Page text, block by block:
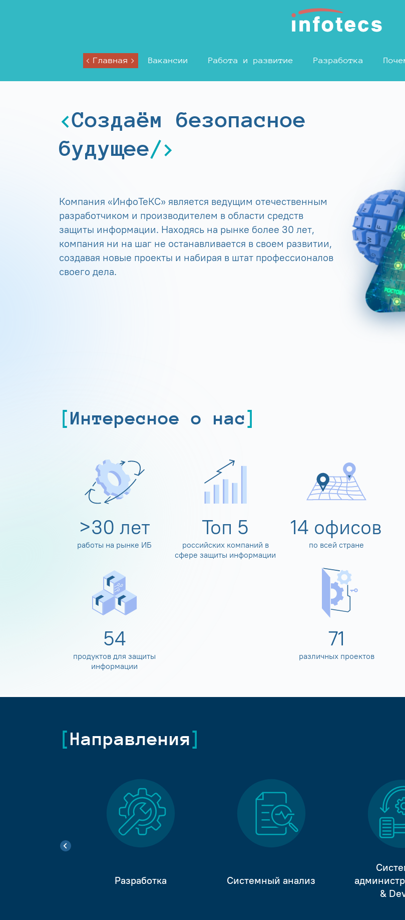
Главная Вакансии Работа и развитие Разработка
Создаём безопасное
будущее
Компания «ИнфоТеКС» является ведущим отечественным
разработчиком и производителем в области средств
защиты информации. Находясь на рынке более 30 лет,
компания ни на шаг не останавливается в своем развитии,
создавая новые проекты и набирая в штат профессионалов
своего дела.
Интересное о нас
>30 лет
работы на рынке ИБ
Топ 5
российских компаний в
сфере защиты информации
14 офисов
по всей стране
60
продуктов для защиты
информации
80
различных проектов
Направления
Разработка Системный анализ
&